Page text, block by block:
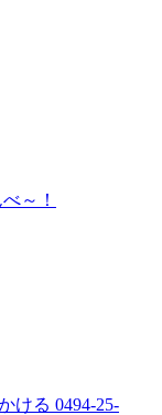
～！
ける 0494-25-